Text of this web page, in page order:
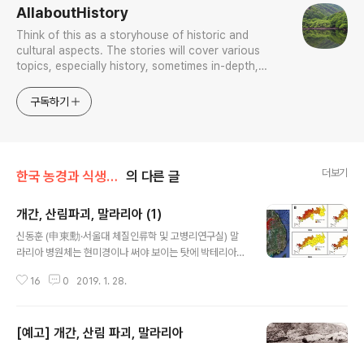
AllaboutHistory
Think of this as a storyhouse of historic and
cultural aspects. The stories will cover various
topics, especially history, sometimes in-depth,
approach will be to resist any common sense or
generalized viewpoint
구독하기
한국 농경과 식생활의 역사 의 다른 글 더보기
개간, 산림파괴, 말라리아 (1)
신동훈 (申東勳·서울대 체질인류학 및 고병리연구실) 말
라리아 병원체는 현미경이나 써야 보이는 탓에 박테리아
ozoa)로서 기생충 질환의 일종이다. 말라리아도 기생충이
사람에 들어와서도 간에 서식하는 단계, 적혈구에 서식하
16 0 2019. 1. 28.
[예고] 개간, 산림 파괴, 말라리아